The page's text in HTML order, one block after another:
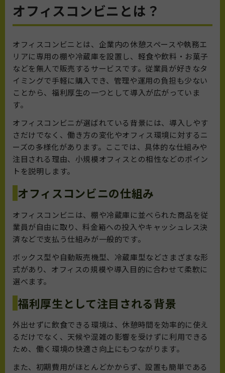
オフィスコンビニとは？
オフィスコンビニとは、企業内の休憩スペースや執務エ
リアに専用の棚や冷蔵庫を設置し、軽食や飲料・お菓子
などを無人で販売するサービスです。従業員が好きなタ
イミングで手軽に購入でき、管理や運用の負担も少ない
ことから、福利厚生の一つとして導入が広がっていま
す。
オフィスコンビニが選ばれている背景には、導入しやす
さだけでなく、働き方の変化やオフィス環境に対するニ
ーズの多様化があります。ここでは、具体的な仕組みや
注目される理由、小規模オフィスとの相性などのポイン
トを説明します。
オフィスコンビニの仕組み
オフィスコンビニは、棚や冷蔵庫に並べられた商品を従
業員が自由に取り、料金箱への投入やキャッシュレス決
済などで支払う仕組みが一般的です。
ボックス型や自動販売機型、冷蔵庫型などさまざまな形
式があり、オフィスの規模や導入目的に合わせて柔軟に
選べます。
福利厚生として注目される背景
外出せずに飲食できる環境は、休憩時間を効率的に使え
るだけでなく、天候や混雑の影響を受けずに利用できる
ため、働く環境の快適さ向上にもつながります。
また、初期費用がほとんどかからず、設置も簡単である